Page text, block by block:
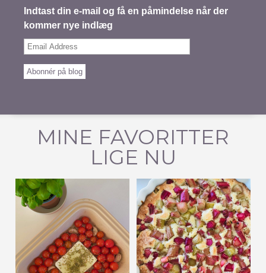
Indtast din e-mail og få en påmindelse når der
kommer nye indlæg
Email
Abonnér på blog
MINE FAVORITTER
LIGE NU